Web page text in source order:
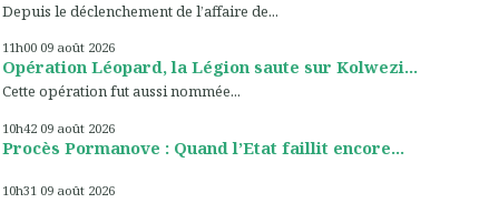
Depuis le déclenchement de l’affaire de...
11h00 09 août 2026
Opération Léopard, la Légion saute sur Kolwezi...
Cette opération fut aussi nommée...
10h42 09 août 2026
Procès Pormanove : Quand l’Etat faillit encore...
10h31 09 août 2026